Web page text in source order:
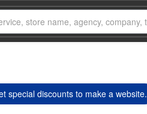
special discounts to make a website.